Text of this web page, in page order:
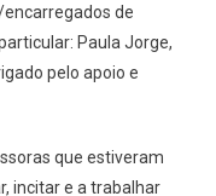
encarregados de
Paula Jorge,
pelo apoio e
que estiveram
incitar e a trabalhar